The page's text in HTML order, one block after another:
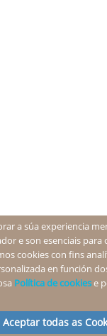
a súa experiencia
e son esenciais
cookies con fins
en función
Política de cookiese
Aceptar todas as